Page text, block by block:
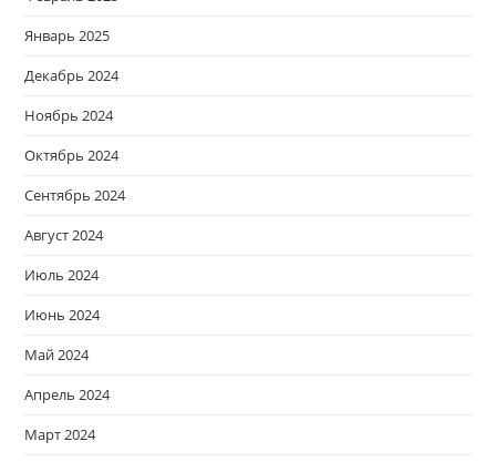
Январь 2025
Декабрь 2024
Ноябрь 2024
Октябрь 2024
Сентябрь 2024
Август 2024
Июль 2024
Июнь 2024
Май 2024
Апрель 2024
Март 2024